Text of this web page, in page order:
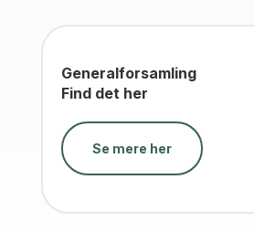
Generalforsamling
Find det her
Se mere her